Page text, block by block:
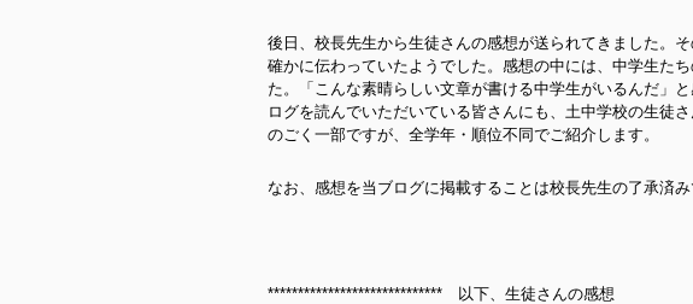
後日、校長先生から生徒さんの感想が送られてきました。
確かに伝わっていたようでした。感想の中には、中学生た
た。「こんな素晴らしい文章が書ける中学生がいるんだ」
ログを読んでいただいている皆さんにも、土中学校の生徒
のごく一部ですが、全学年・順位不同でご紹介します。
なお、感想を当ブログに掲載することは校長先生の了承済み
***************************** 以下、生徒さんの感想